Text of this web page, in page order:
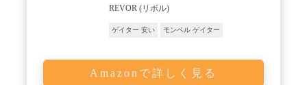
REVOR (リボル)
ゲイター 安い モンベル ゲイター
Amazonで詳しく見る